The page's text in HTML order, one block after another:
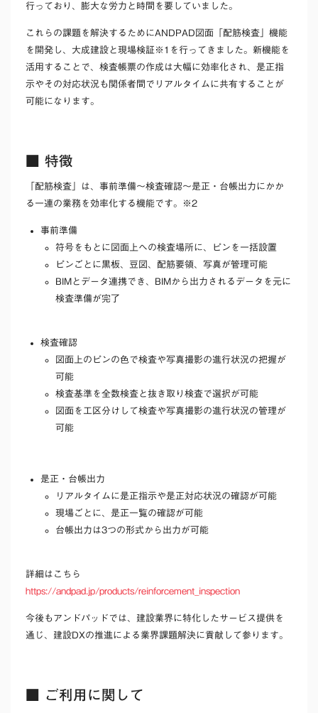
行っており、膨大な労力と時間を要していました。
これらの課題を解決するためにANDPAD図面「配筋検査」機能
を開発し、大成建設と現場検証※1を行ってきました。新機能を
活用することで、検査帳票の作成は大幅に効率化され、是正指
示やその対応状況も関係者間でリアルタイムに共有することが
可能になります。
■ 特徴
「配筋検査」は、事前準備〜検査確認〜是正・台帳出力にかか
る一連の業務を効率化する機能です。※2
事前準備
符号をもとに図面上への検査場所に、ピンを一括設置
ピンごとに黒板、豆図、配筋要領、写真が管理可能
BIMとデータ連携でき、BIMから出力されるデータを元に
検査準備が完了
検査確認
図面上のピンの色で検査や写真撮影の進行状況の把握が
可能
検査基準を全数検査と抜き取り検査で選択が可能
図面を工区分けして検査や写真撮影の進行状況の管理が
可能
是正・台帳出力
リアルタイムに是正指示や是正対応状況の確認が可能
現場ごとに、是正一覧の確認が可能
台帳出力は3つの形式から出力が可能
詳細はこちら
https://andpad.jp/products/reinforcement_inspection
今後もアンドパッドでは、建設業界に特化したサービス提供を
通じ、建設DXの推進による業界課題解決に貢献して参ります。
■ ご利用に関して